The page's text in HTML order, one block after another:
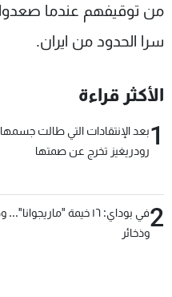
من توقيفهم عندما صعدوا
سرا الحدود من ايران.
الأكثر قراءة
1بعد الإنتقادات التي طالت
رودريغيز تخرج عن صمتها
2
في بوداي: ١٦ خيمة
وذخائر